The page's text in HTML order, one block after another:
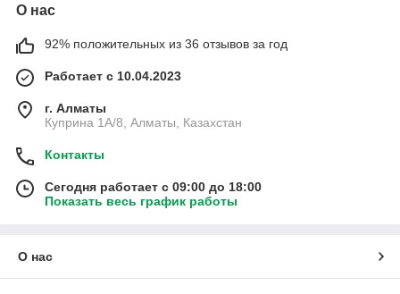
О нас
92% положительных из 36 отзывов за год
Работает с 10.04.2023
г. Алматы
Куприна 1A/8, Алматы, Казахстан
Контакты
Сегодня работает с 09:00 до 18:00
Показать весь график работы
О нас